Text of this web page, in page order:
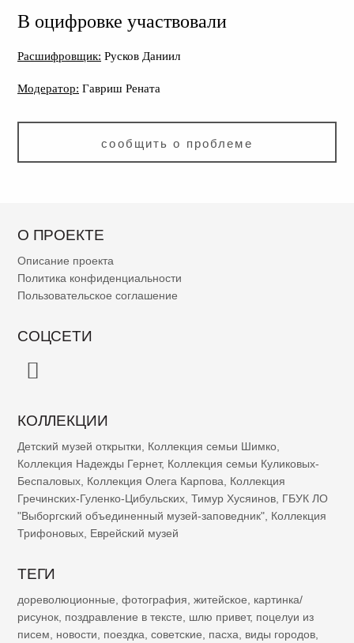
В оцифровке участвовали
Расшифровщик: Русков Даниил
Модератор: Гавриш Рената
сообщить о проблеме
О ПРОЕКТЕ
Описание проекта
Политика конфиденциальности
Пользовательское соглашение
СОЦСЕТИ
КОЛЛЕКЦИИ
Детский музей открытки Коллекция семьи Шимко
Коллекция Надежды Гернет, Коллекция семьи Куликовых-
Беспаловых Коллекция Олега Карпова
Коллекция
Гречинских-Гуленко-Цибульских Тимур Хусяинов ГБУК ЛО
"Выборгский объединенный музей-заповедник" Коллекция
Трифоновых Еврейский музей
ТЕГИ
дореволюционные фотография житейское
картинка/
рисунок поздравление в тексте шлю привет, поцелуи из
писем
новости поездка советские пасха виды городов